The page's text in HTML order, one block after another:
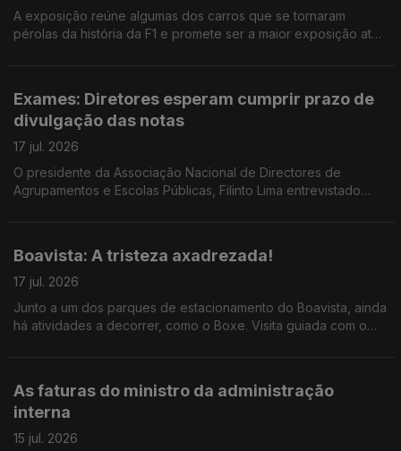
A exposição reúne algumas dos carros que se tornaram
pérolas da história da F1 e promete ser a maior exposição até
Exames: Diretores esperam cumprir prazo de
divulgação das notas
17 jul. 2026
O presidente da Associação Nacional de Directores de
Agrupamentos e Escolas Públicas, Filinto Lima entrevistado
Boavista: A tristeza axadrezada!
17 jul. 2026
Junto a um dos parques de estacionamento do Boavista, ainda
há atividades a decorrer, como o Boxe. Visita guiada com o
As faturas do ministro da administração
interna
15 jul. 2026